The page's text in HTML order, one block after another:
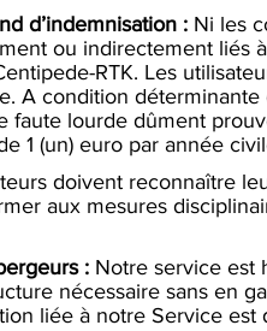
d’indemnisation : Ni les
ou indirectement liés
RTK. Les
A condition
faute lourde dûment
1 (un) euro par année
doivent reconnaître
aux mesures
: Notre service est
nécessaire sans en
liée à notre Service